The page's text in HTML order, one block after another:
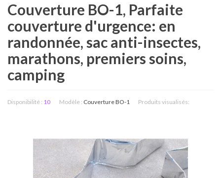
Couverture BO-1, Parfaite
couverture d'urgence: en
randonnée, sac anti-insectes,
marathons, premiers soins,
camping
Disponibilité : 10 Modèle : Couverture BO-1 Produits visualisés: